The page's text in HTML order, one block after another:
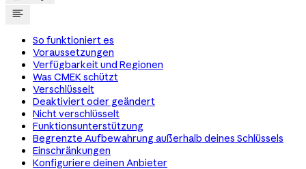
So funktioniert es
Voraussetzungen
Verfügbarkeit und Regionen
Was CMEK schützt
Verschlüsselt
Deaktiviert oder geändert
Nicht verschlüsselt
Funktionsunterstützung
Begrenzte Aufbewahrung außerhalb deines Schlüssels
Einschränkungen
Konfiguriere deinen Anbieter